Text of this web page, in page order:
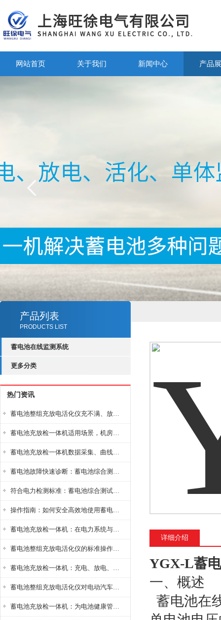
网站首页 关于我们 新闻中心 产品
产品列表
PRODUCTS LIST
蓄电池在线监测系统
更多分类
热门资讯
蓄电池整组充放电活化仪充不满、放不完怎么办？
蓄电池充放检一体机适用场景，机房基站变电站铅酸蓄电池维护检测应用
蓄电池充放检一体机数据采集、曲线分析与电池健康状态智能评估功能详解
蓄电池故障快速诊断：蓄电池综合测试仪判断落后电池的方法与标准
符合电力检测标准：蓄电池综合测试仪测试规范与精度校准方法详解
操作指南：如何安全高效地使用蓄电池智能活化仪？
蓄电池充放检一体机：在电力系统与储能设备中的创新应用，确保蓄电池性能与可靠性
蓄电池整组充放电活化仪的标准操作流程：从接线设置到充放电参数设定的安全规范
蓄电池充放检一体机：充电、放电、检测三功能集成设备
蓄电池整组充放电活化仪对电动汽车电池有帮助吗？
蓄电池充放检一体机：为电池健康管理提供一站式解决方案
详细介绍
YGX-L蓄
一、概述
蓄电池在